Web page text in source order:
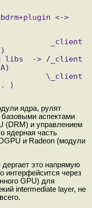
<->
libs  -> /_client
)
ядра, рулят
аспектами
(DRM) и управлением
ядерная часть
и Radeon (модули
это напрямую
интерфейсится через
GPU) для
intermediate layer, не